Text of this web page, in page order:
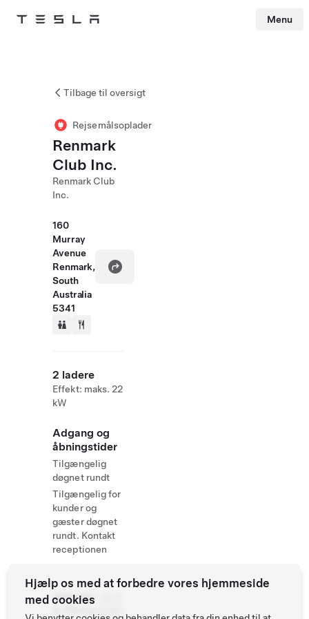
Tesla Menu
Tilbage til oversigt
Rejsemålsoplader
Renmark
Club Inc.
Renmark Club
Inc.
160
Murray
Avenue
Renmark,
South
Australia
5341
2 ladere
Effekt: maks. 22
kW
Adgang og
åbningstider
Tilgængelig
døgnet rundt
Tilgængelig for
kunder og
gæster døgnet
rundt. Kontakt
receptionen
Website
Hjælp os med at forbedre vores hjemmeside
med cookies